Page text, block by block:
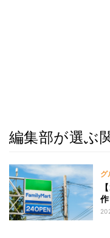
編集部が選ぶ
グ